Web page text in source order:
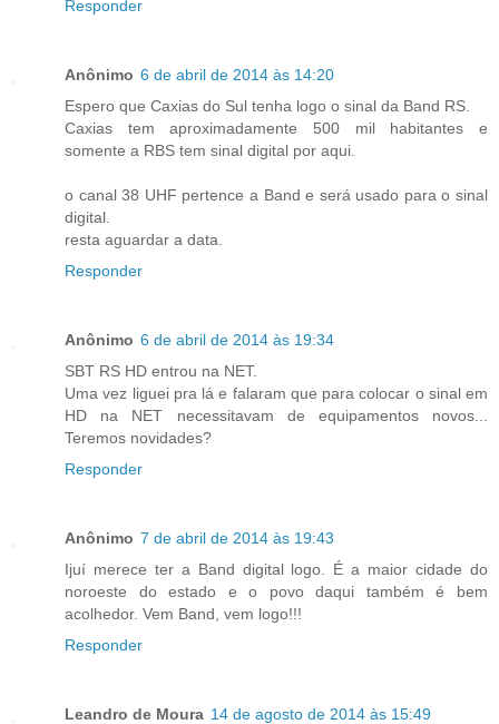
Responder
Anônimo 6 de abril de 2014 às 14:20
Espero que Caxias do Sul tenha logo o sinal da Band RS.
Caxias tem aproximadamente 500 mil habitantes e
somente a RBS tem sinal digital por aqui.
o canal 38 UHF pertence a Band e será usado para o sinal
digital.
resta aguardar a data.
Responder
Anônimo 6 de abril de 2014 às 19:34
SBT RS HD entrou na NET.
Uma vez liguei pra lá e falaram que para colocar o sinal em
HD na NET necessitavam de equipamentos novos...
Teremos novidades?
Responder
Anônimo 7 de abril de 2014 às 19:43
Ijuí merece ter a Band digital logo. É a maior cidade do
noroeste do estado e o povo daqui também é bem
acolhedor. Vem Band, vem logo!!!
Responder
Leandro de Moura 14 de agosto de 2014 às 15:49